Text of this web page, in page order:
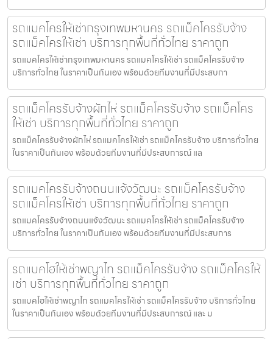
รถแมคโครให้เช่ากรุงเทพมหานคร รถแม็คโครรับจ้าง
รถแม็คโครให้เช่า บริการทุกพื้นที่ทั่วไทย ราคาถูก
รถแมคโครให้เช่ากรุงเทพมหานคร รถแมคโครให้เช่า รถแม็คโครรับจ้าง
บริการทั่วไทย ในราคาเป็นกันเอง พร้อมด้วยทีมงานที่มีประสบกา
รถแม็คโครรับจ้างผักไห่ รถแม็คโครรับจ้าง รถแม็คโคร
ให้เช่า บริการทุกพื้นที่ทั่วไทย ราคาถูก
รถแม็คโครรับจ้างผักไห่ รถแมคโครให้เช่า รถแม็คโครรับจ้าง บริการทั่วไทย
ในราคาเป็นกันเอง พร้อมด้วยทีมงานที่มีประสบการณ์ แล
รถแมคโครรับจ้างถนนแจ้งวัฒนะ รถแม็คโครรับจ้าง
รถแม็คโครให้เช่า บริการทุกพื้นที่ทั่วไทย ราคาถูก
รถแมคโครรับจ้างถนนแจ้งวัฒนะ รถแมคโครให้เช่า รถแม็คโครรับจ้าง
บริการทั่วไทย ในราคาเป็นกันเอง พร้อมด้วยทีมงานที่มีประสบการ
รถแบคโฮให้เช่าพญาไท รถแม็คโครรับจ้าง รถแม็คโครให้
เช่า บริการทุกพื้นที่ทั่วไทย ราคาถูก
รถแบคโฮให้เช่าพญาไท รถแมคโครให้เช่า รถแม็คโครรับจ้าง บริการทั่วไทย
ในราคาเป็นกันเอง พร้อมด้วยทีมงานที่มีประสบการณ์ และ ม